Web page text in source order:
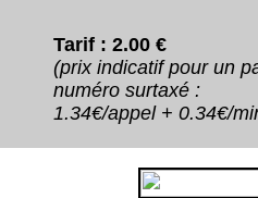
Tarif : 2.00 €
(prix indicatif pour un
numéro surtaxé :
1.34€/appel + 0.34€/